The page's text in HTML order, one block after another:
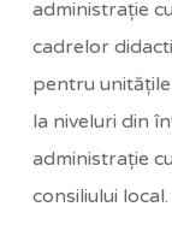
administraţie
cadrelor
pentru
la niveluri din
administraţie
consiliului local.